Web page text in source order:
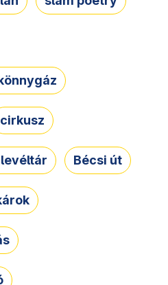
cirkusz
Bécsi út